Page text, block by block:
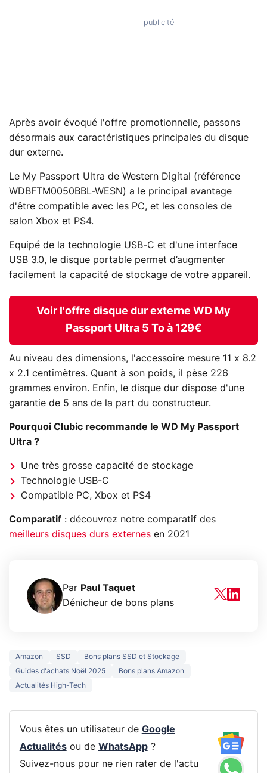
Après avoir évoqué l'offre promotionnelle, passons
désormais aux caractéristiques principales du disque
dur externe.
Le My Passport Ultra de Western Digital (référence
WDBFTM0050BBL-WESN) a le principal avantage
d'être compatible avec les PC, et les consoles de
salon Xbox et PS4.
Equipé de la technologie USB-C et d'une interface
USB 3.0, le disque portable permet d’augmenter
facilement la capacité de stockage de votre appareil.
Voir l'offre disque dur externe WD My
Passport Ultra 5 To à 129€
Au niveau des dimensions, l'accessoire mesure 11 x 8.2
x 2.1 centimètres. Quant à son poids, il pèse 226
grammes environ. Enfin, le disque dur dispose d'une
garantie de 5 ans de la part du constructeur.
Pourquoi Clubic recommande le WD My Passport
Ultra ?
Une très grosse capacité de stockage
Technologie USB-C
Compatible PC, Xbox et PS4
Comparatif : découvrez notre comparatif des
meilleurs disques durs externes en 2021
Par Paul Taquet
Dénicheur de bons plans
Amazon SSD
Bons plans SSD et Stockage
Guides d'achats Noël 2025
Bons plans Amazon
Actualités High-Tech
Vous êtes un utilisateur de Google
Actualitésou de WhatsApp?
Suivez-nous pour ne rien rater de l'actu